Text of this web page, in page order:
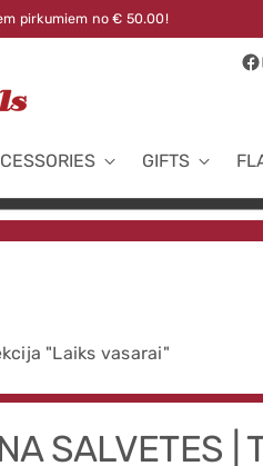
pirkumiem no € 50.00!
GIFTS
"Laiks vasarai"
SALVETES |